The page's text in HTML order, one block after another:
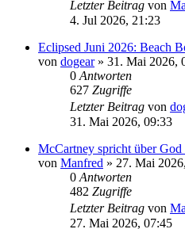
Letzter Beitrag von
4. Jul 2026, 21:23
Eclipsed Juni 2026: Beach
von dogear» 31. Mai 2026,
0 Antworten
627 Zugriffe
Letzter Beitrag von
31. Mai 2026, 09:33
McCartney spricht über
von Manfred » 27. Mai
0 Antworten
482 Zugriffe
Letzter Beitrag von
27. Mai 2026, 07:45